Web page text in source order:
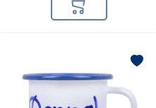
In den Warenkorb